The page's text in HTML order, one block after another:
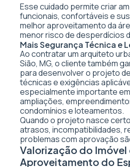
Esse cuidado permite criar
funcionais, confortáveis e
melhor aproveitamento da
menor risco de desperdícios
Mais Segurança Técnica e
Ao contratar um arquiteto
Sião, MG, o cliente também
para desenvolver o projeto
técnicas e exigências
especialmente importante
ampliações,
condomínios e loteamentos.
Quando o projeto nasce
atrasos, incompatibilidades,
problemas com aprovação
Valorização do Imóvel
Aproveitamento do